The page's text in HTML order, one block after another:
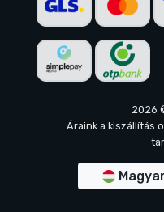
2026
Áraink a kiszállítás